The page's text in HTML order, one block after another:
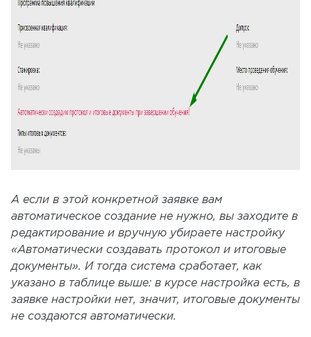
А если в этой конкретной заявке вам
автоматическое создание не нужно, вы заходите в
редактирование и вручную убираете настройку
«Автоматически создавать протокол и итоговые
документы». И тогда система сработает, как
указано в таблице выше: в курсе настройка есть, в
заявке настройки нет, значит, итоговые документы
не создаются автоматически.